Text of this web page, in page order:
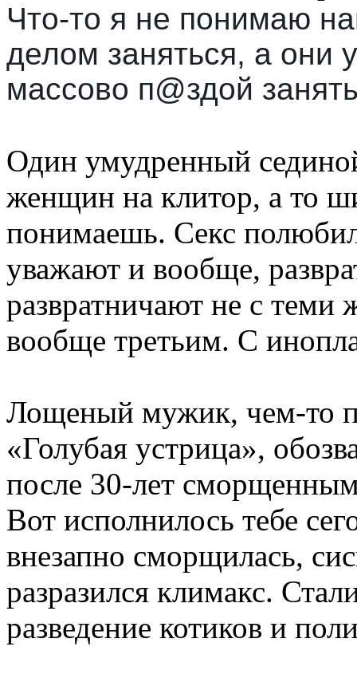
Что-то я не понимаю
делом заняться, а они
массово п@здой
Один умудренный
женщин на клитор, а то
понимаешь. Секс
уважают и вообще,
развратничают не с
вообще третьим. С
Лощеный мужик, чем-то
«Голубая устрица»,
после 30-лет
Вот исполнилось тебе
внезапно сморщилась,
разразился климакс.
разведение котиков и